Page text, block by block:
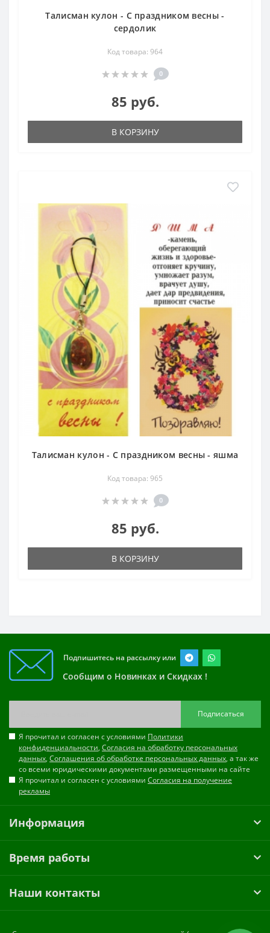
Талисман кулон - С праздником весны -
сердолик
Код товара: 964
0
85 руб.
В КОРЗИНУ
Талисман кулон - С праздником весны - яшма
Код товара: 965
0
85 руб.
В КОРЗИНУ
Подпишитесь на рассылку или
Сообщим о Новинках и Скидках !
Подписаться
Я прочитал и согласен с условиями Политики
конфиденциальности, Согласия на обработку персональных
данных, Соглашения об обработке персональных данных, а так же
со всеми юридическими документами размещенными на сайте
Я прочитал и согласен с условиями Согласия на получение
рекламы
Информация
Время работы
Наши контакты